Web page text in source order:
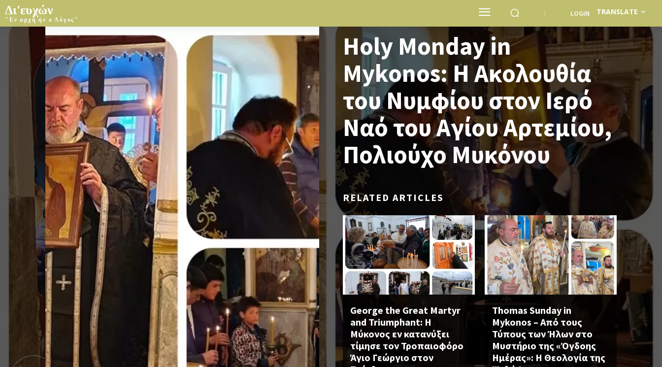
Δι'ευχών
"Εν αρχή ήν ο Λόγος"
TRANSLATE
LOGIN
Holy Monday in
Mykonos: Η Ακολουθία
του Νυμφίου στον Ιερό
Ναό του Αγίου Αρτεμίου,
Πολιούχο Μυκόνου
RELATED ARTICLES
George the Great Martyr
and Triumphant: Η
Μύκονος εν κατανύξει
τίμησε τον Τροπαιοφόρο
Άγιο Γεώργιο στον
Thomas Sunday in
Mykonos – Από τους
Τύπους των Ήλων στο
Μυστήριο της «Όγδοης
Ημέρας»: Η Θεολογία της